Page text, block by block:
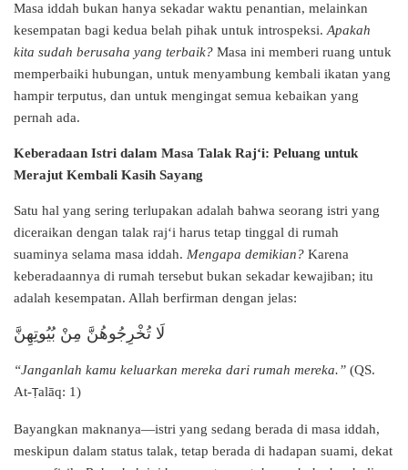
Masa iddah bukan hanya sekadar waktu penantian, melainkan
kesempatan bagi kedua belah pihak untuk introspeksi. Apakah
kita sudah berusaha yang terbaik? Masa ini memberi ruang untuk
memperbaiki hubungan, untuk menyambung kembali ikatan yang
hampir terputus, dan untuk mengingat semua kebaikan yang
pernah ada.
Keberadaan Istri dalam Masa Talak Raj‘i: Peluang untuk
Merajut Kembali Kasih Sayang
Satu hal yang sering terlupakan adalah bahwa seorang istri yang
diceraikan dengan talak raj‘i harus tetap tinggal di rumah
suaminya selama masa iddah. Mengapa demikian? Karena
keberadaannya di rumah tersebut bukan sekadar kewajiban; itu
adalah kesempatan. Allah berfirman dengan jelas:
لَا تُخْرِجُوهُنَّ مِنْ بُيُوتِهِنَّ
“Janganlah kamu keluarkan mereka dari rumah mereka.” (QS.
At-Ṭalāq: 1)
Bayangkan maknanya—istri yang sedang berada di masa iddah,
meskipun dalam status talak, tetap berada di hadapan suami, dekat